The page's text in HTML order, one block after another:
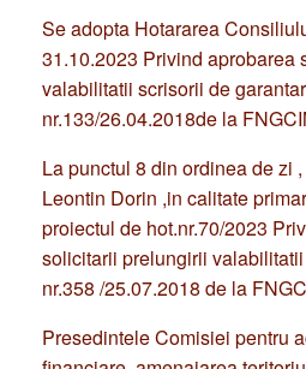
Se adopta Hotararea
31.10.2023 Privind aprobarea
valabilitatii scrisorii de
nr.133/26.04.2018de la
La punctul 8 din ordinea de zi
Leontin Dorin ,in calitate
proiectul de hot.nr.70/2023
solicitarii prelungirii
nr.358 /25.07.2018 de la
Presedintele Comisiei pentru